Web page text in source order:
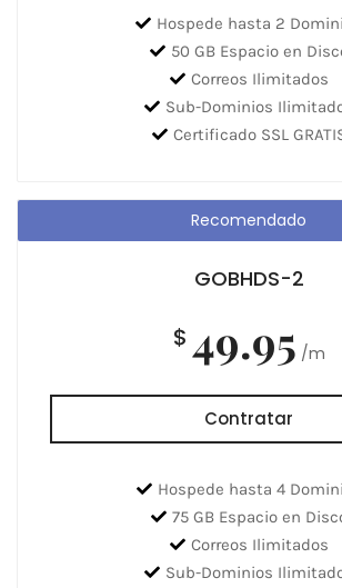
Hospede hasta 2
50 GB Espacio en
Correos Ilimitados
Sub-Dominios
Certificado SSL
GOBHDS-2
$ 49.95 /m
Hospede hasta 4
75 GB Espacio en
Correos Ilimitados
Sub-Dominios
Contratar
Recomendado